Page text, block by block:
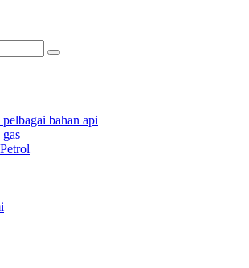
pelbagai bahan api
gas